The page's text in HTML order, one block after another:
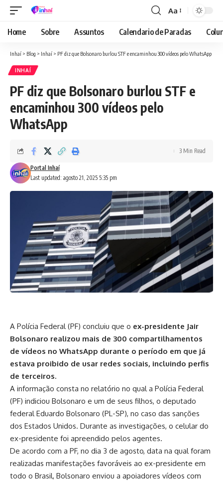
Font
Resizer
Aa
Home Sobre Assuntos Calendario de Paradas
Inhaí > Blog > Inhaí > PF diz que Bolsonaro burlou STF e encaminhou 300 vídeos pelo WhatsApp
INHAÍ
PF diz que Bolsonaro burlou STF e
encaminhou 300 vídeos pelo
WhatsApp
Last updated: agosto 21, 2025 5:35 pm
Portal Inhaí
3 Min Read
A Polícia Federal (PF) concluiu que o ex-presidente Jair
Bolsonaro realizou mais de 300 compartilhamentos
de vídeos no WhatsApp durante o período em que já
estava proibido de usar redes sociais, incluindo perfis
de terceiros.
A informação consta no relatório no qual a Polícia Federal
(PF) indiciou Bolsonaro e um de seus filhos, o deputado
federal Eduardo Bolsonaro (PL-SP), no caso das sanções
dos Estados Unidos. Durante as investigações, o celular do
ex-presidente foi apreendido pelos agentes.
De acordo com a PF, no dia 3 de agosto, data na qual foram
realizadas manifestações favoráveis ao ex-presidente em
todo o Brasil, Bolsonaro enviou a apoiadores vídeos com